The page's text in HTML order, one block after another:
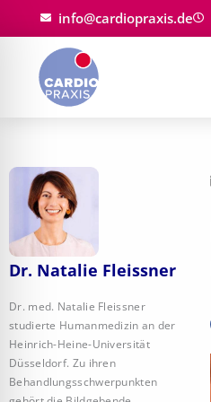
Inhalt
springen
info@cardiopraxis.de
Dr. Natalie Fleissner
Dr. med. Natalie Fleissner
studierte Humanmedizin an der
Heinrich-Heine-Universität
Düsseldorf. Zu ihren
Behandlungsschwerpunkten